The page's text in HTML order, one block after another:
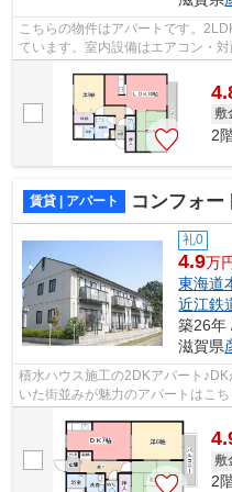
こちらの物件はアパートです。
ています。室内設備はエアコン・
敷
2
賃貸 | アパート コンフォー
礼0
4.9万
東海道
近江鉄
築26年
滋賀県
積水ハウス施工の2DKアパート
いた街並みが魅力のアパートはこ
ートです◎駅まで歩いて14分ほど
敷
2